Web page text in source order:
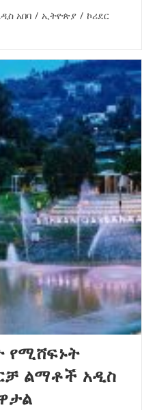
አበባ / ኢትዮጵያ / ኮሪደር
የሚሸፍኑት
ልማቶች አዲስ